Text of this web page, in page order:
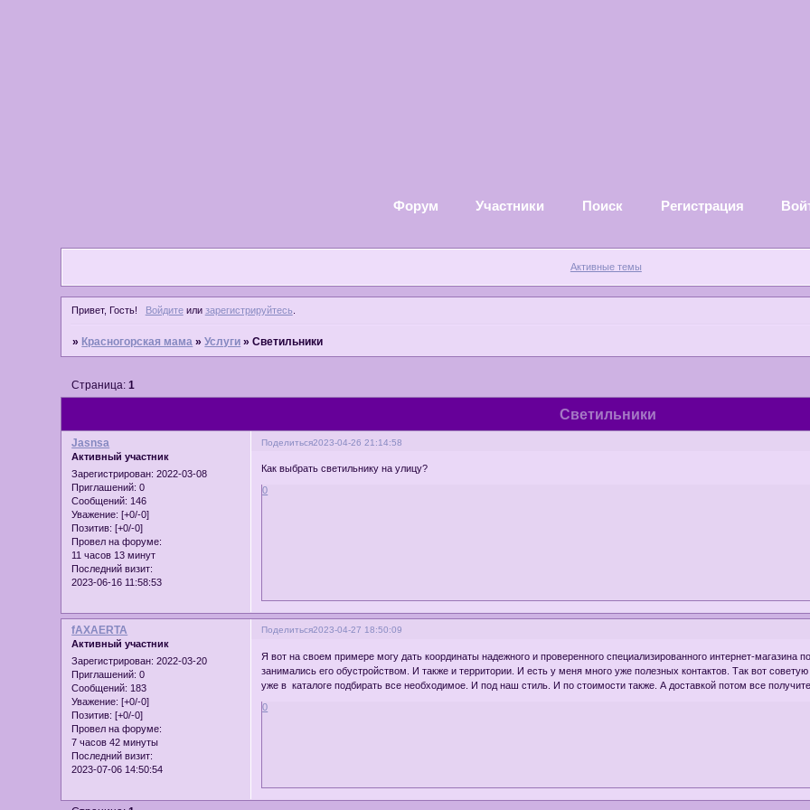
Форум Участники Поиск Регистрация
Активные темы
Привет, Гость! Войдитеили зарегистрируйтесь.
» Красногорская мама »Услуги »Светильники
Светильники
Страница:1
Поделиться2023-04-26 21:14:58
Jasnsa
Активный участник
Зарегистрирован: 2022-03-08
Приглашений: 0
Сообщений: 146
Уважение: [+0/-0]
Позитив: [+0/-0]
Провел на форуме:
11 часов 13 минут
Последний визит:
2023-06-16 11:58:53
Как выбрать светильнику на улицу?
0
Поделиться2023-04-27 18:50:09
fAXAERTA
Активный участник
Зарегистрирован: 2022-03-20
Приглашений: 0
Сообщений: 183
Уважение: [+0/-0]
Позитив: [+0/-0]
Провел на форуме:
7 часов 42 минуты
Последний визит:
2023-07-06 14:50:54
Я вот на своем примере могу дать координаты надежного и проверенного специализированного интернет-
занимались его обустройством. И также и территории. И есть у меня много уже полезных контактов. Так вот
уже в каталоге подбирать все необходимое. И под наш стиль. И по стоимости также. А доставкой потом все
0